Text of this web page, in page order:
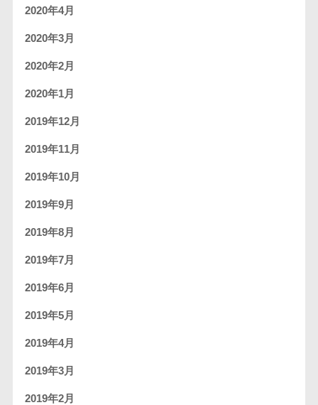
2020年4月
2020年3月
2020年2月
2020年1月
2019年12月
2019年11月
2019年10月
2019年9月
2019年8月
2019年7月
2019年6月
2019年5月
2019年4月
2019年3月
2019年2月